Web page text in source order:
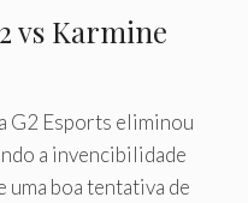
vs Karmine
G2 Esports eliminou
a invencibilidade
uma boa tentativa de